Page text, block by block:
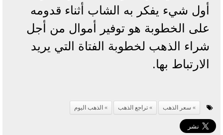
أول شيء يفكر به الشاب أثناء قدومه
على الخطوبة هو توفير أموال من أجل
شراء الذهب لخطوبة الفتاة التي يريد
الارتباط بها.
سعر الذهب تراجع الذهب الذهب اليوم